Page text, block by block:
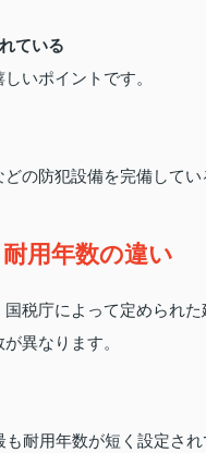
ている
いポイントです。
の防犯設備を完備してい
用年数の違い
税庁によって定められ
異なります。
耐用年数が短く設定され